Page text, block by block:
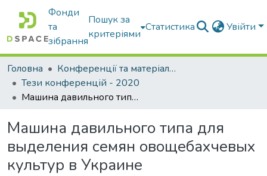
Фонди
та
зібрання
Пошук за
критеріями
Статистика Увійти
Головна
Конференції та матеріали конференцій
Тези конференцій - 2020
Машина давильного типа для выделения семян овощебахчевых культур в Украине
Машина давильного типа для
выделения семян овощебахчевых
культур в Украине